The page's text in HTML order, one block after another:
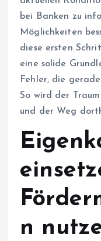
bei Banken zu
Möglichkeiten
diese ersten
eine solide
Fehler, die
So wird der
und der Weg
n